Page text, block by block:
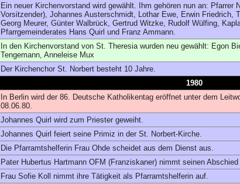
Ein neuer Kirchenvorstand wird gewählt. Ihm gehören nun an: Pfarrer
Vorsitzender), Johannes Austerschmidt, Lothar Ewe, Erwin Friedrich,
Georg Meurer, Günter Walbrück, Gertrud Witzke, Rudolf Wülfing,
Pfarrgemeinderates Hans Quirl und Franz Ammann.
In den Kirchenvorstand von St. Theresia wurden neu gewählt: Egon
Tengemann, Anneleise Mux
Der Kirchenchor St. Norbert besteht 10 Jahre.
1980
In Berlin wird der 86. Deutsche Katholikentag eröffnet unter dem
08.06.80.
Johannes Quirl wird zum Priester geweiht.
Johannes Quirl feiert seine Primiz in der St. Norbert-Kirche.
Die Pfarramtshelferin Frau Ohde scheidet aus dem Dienst aus.
Pater Hubertus Hartmann OFM (Franziskaner) nimmt seinen
Frau Sofie Koll nimmt ihre Tätigkeit als Pfarramtshelferin auf.